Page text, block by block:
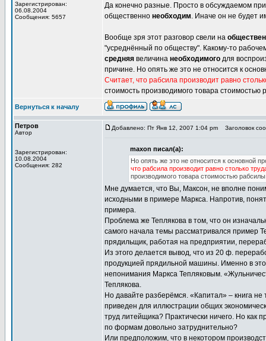
Зарегистрирован:
06.08.2004
Сообщения: 5657
Да конечно разные. Просто в обсуждаемом
общественно необходим. Иначе он не будет
Вообще зря этот разговор свели на
"усреднённый по обществу". Какому-то
средняя величина необходимого для
причине. Но опять же это не относится к
Считает, что рабсила производит равно
стоимость производимого товара
Вернуться к началу
Петров
Автор
Зарегистрирован:
10.08.2004
Сообщения: 282
Добавлено: Пт Янв 12, 2007 1:04 pm Заголовок
maxon писал(а):
Но опять же это не относится к основной
что рабсила производит равно столько
производимого товара стоимостью
Мне думается, что Вы, Максон, не вполне
исходными в примере Маркса. Напротив,
примера.
Проблема же Теплякова в том, что он
самого начала темы рассматривался пример
прядильщик, работая на предприятии,
Из этого делается вывод, что из 20 ф.
продукцией прядильной машины. Именно в
непонимания Маркса Тепляковым.
Теплякова.
Но давайте разберёмся. «Капитал» – книга
приведен для иллюстрации общих
труд литейщика? Практически ничего. Но как
по формам довольно затруднительно?
Или предположим, что в некотором